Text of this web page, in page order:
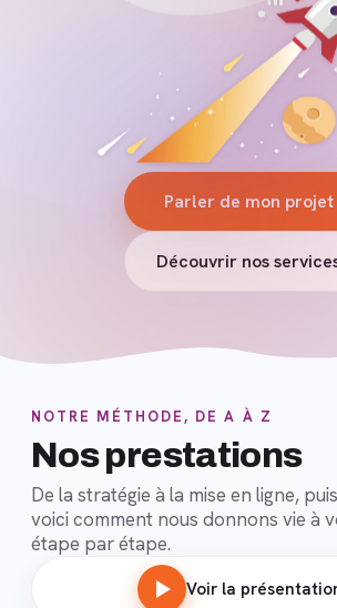
Parler de mon projet
Découvrir nos
NOTRE MÉTHODE, DE A À Z
Nos prestations
De la stratégie à la mise en ligne,
voici comment nous donnons vie à
étape par étape.
Voir la